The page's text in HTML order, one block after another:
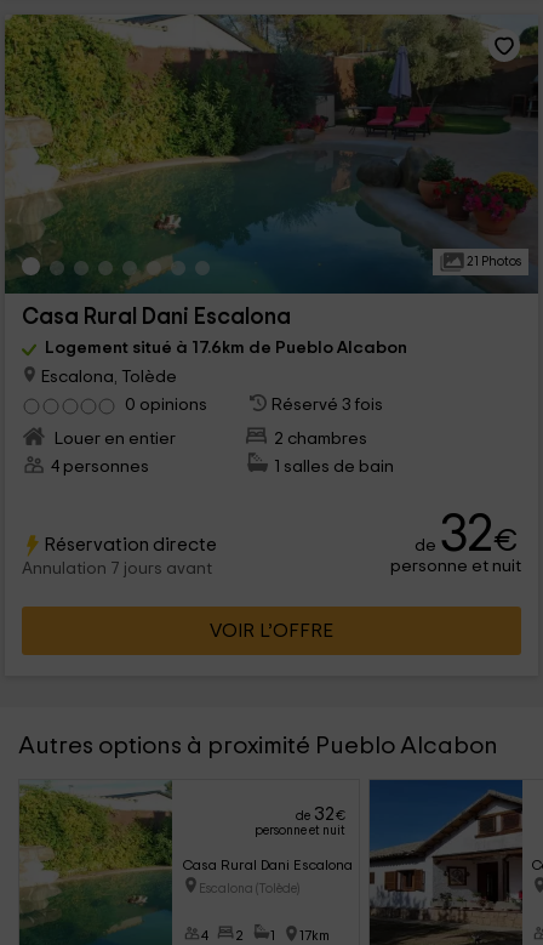
21 Photos
Casa Rural Dani Escalona
Logement situé à 17.6km de Pueblo Alcabon
Escalona, Tolède
0 opinions
Réservé 3 fois
Louer en entier
2 chambres
4 personnes
1 salles de bain
Réservation directe
Annulation 7 jours avant
de 32€
personne et nuit
VOIR L’OFFRE
Autres options à proximité Pueblo Alcabon
de 32€
personne et nuit
Casa Rural Dani Escalona
Escalona (Tolède)
4 2 1 17km